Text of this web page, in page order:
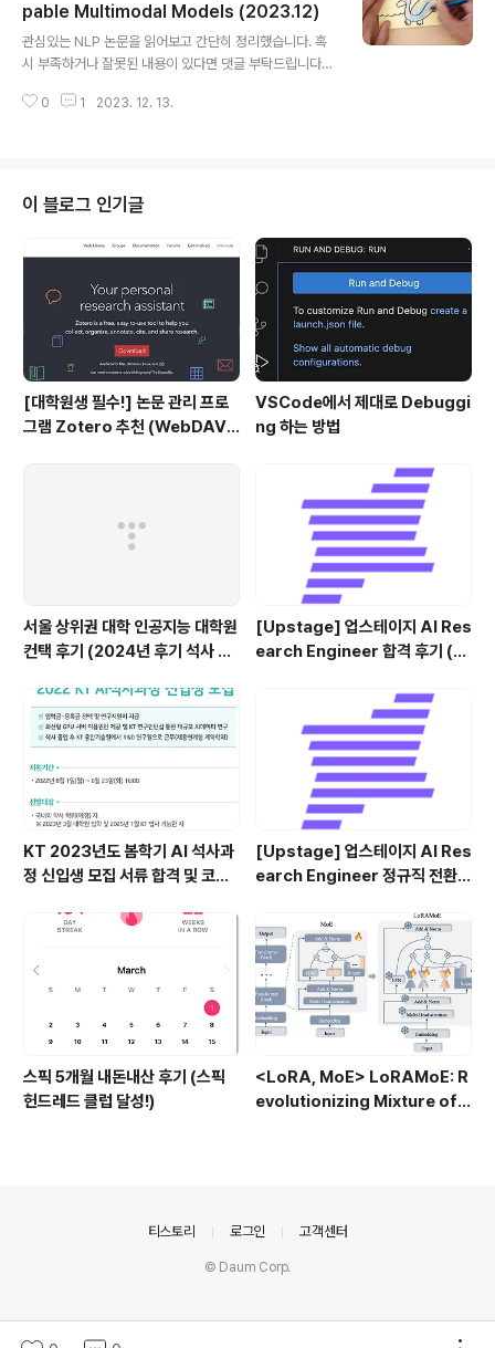
ification과 generating binary decision score를 수
행하는 언어 모델 1. Introduction LLM이 급격하게 성장
함에 따라 conversational AI agent에 대한 관심도 엄
청나게 ..
pable Multimodal Models (2023.12)
관심있는 NLP 논문을 읽어보고 간단히 정리했습니다. 혹
시 부족하거나 잘못된 내용이 있다면 댓글 부탁드립니다
gle] - image, audio, video, text understanding에
여러 modalities를 아우르는 능력을 지녔으면서도 각 도
메인에서 뛰어난 understanding & reasoning 능력을
갖춘 Gemini 모델을 학습시켰음 모델의 크기는 세 종류로
구분됨 Ultra: for hi..
0 1 2023. 12. 13.
이 블로그 인기글
[대학원생 필수!] 논문 관리 프로
그램 Zotero 추천 (WebDAV
VSCode에서 제대로 Debuggi
ng 하는 방법
서울 상위권 대학 인공지능 대학원
컨택 후기 (2024년 후기 석사 지
[Upstage] 업스테이지 AI Res
earch Engineer 합격 후기 (정
KT 2023년도 봄학기 AI 석사과
정 신입생 모집 서류 합격 및 코딩
[Upstage] 업스테이지 AI Res
earch Engineer 정규직 전환
스픽 5개월 내돈내산 후기 (스픽
헌드레드 클럽 달성!)
<LoRA, MoE> LoRAMoE: R
evolutionizing Mixture of E
티스토리 로그인 고객센터
© Daum Corp.